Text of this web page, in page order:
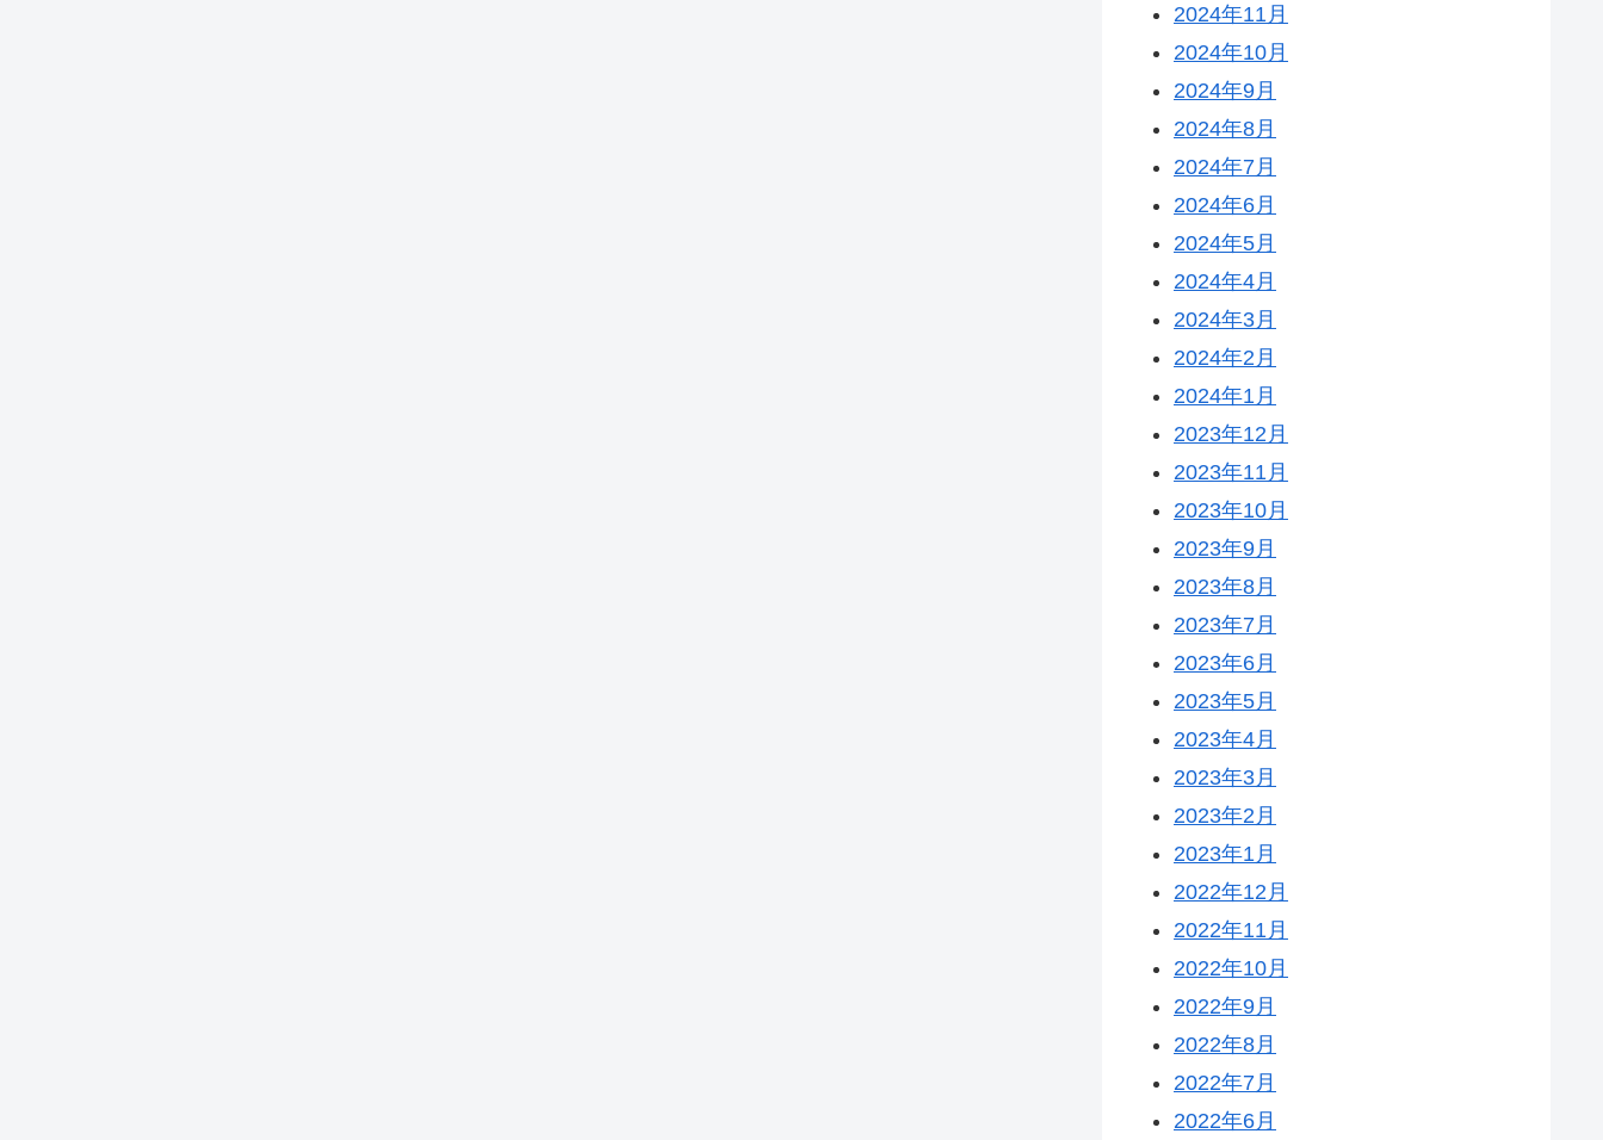
2024年11月
2024年10月
2024年9月
2024年8月
2024年7月
2024年6月
2024年5月
2024年4月
2024年3月
2024年2月
2024年1月
2023年12月
2023年11月
2023年10月
2023年9月
2023年8月
2023年7月
2023年6月
2023年5月
2023年4月
2023年3月
2023年2月
2023年1月
2022年12月
2022年11月
2022年10月
2022年9月
2022年8月
2022年7月
2022年6月